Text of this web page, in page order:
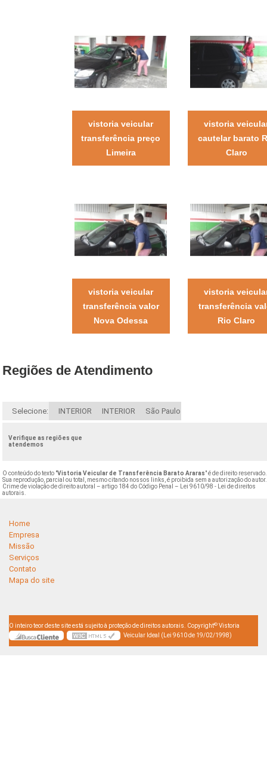
vistoria veicular
transferência preço
Limeira
vistoria
cautelar barato
Claro
vistoria veicular
transferência valor
Nova Odessa
vistoria
transferência
Rio Claro
Regiões de Atendimento
Selecione: INTERIOR INTERIOR São Paulo
Verifique as regiões que
atendemos
O conteúdo do texto "Vistoria Veicular de Transferência Barato Araras" é de direito reservado.
Sua reprodução, parcial ou total, mesmo citando nossos links, é proibida sem a autorização do autor.
Crime de violação de direito autoral – artigo 184 do Código Penal –
Lei 9610/98 - Lei de direitos
autorais
Home
Empresa
Missão
Serviços
Contato
Mapa do site
O inteiro teor deste site está sujeito à proteção de direitos autorais. Copyright© Vistoria
Veicular Ideal (Lei 9610 de 19/02/1998)